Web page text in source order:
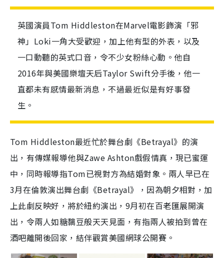
英國演員Tom Hiddleston在Marvel電影飾演「邪
神」Loki一角大受歡迎，加上他有型的外表，以及
一口動聽的英式口音，令不少女粉絲心動。他自
2016年與美國樂壇天后Taylor Swift分手後，他一
直都未有感情最新消息，不過最近似是有好事發
生。
Tom Hiddleston最近忙於舞台劇《Betrayal》的演
出，有傳媒報導他與Zawe Ashton戲假情真，現已蜜運
中，同時報導指Tom已視對方為結婚對象。兩人早已在
3月在倫敦演出舞台劇《Betrayal》，因為朝夕相對，加
上此劇反映好，將於紐約演出，9月初在百老匯展開演
出，令兩人如糖黐豆般天天見面，有指兩人被拍到曾在
酒吧離開後回家，結伴觀賞美國網球公開賽。